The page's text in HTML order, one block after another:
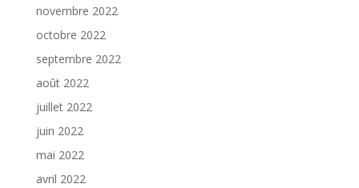
novembre 2022
octobre 2022
septembre 2022
août 2022
juillet 2022
juin 2022
mai 2022
avril 2022